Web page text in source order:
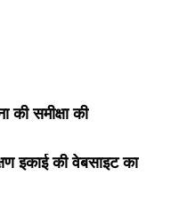
की समीक्षा की
इकाई की वेबसाइट का